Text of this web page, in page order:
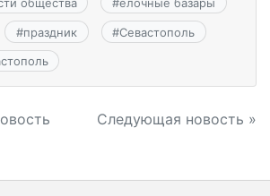
#праздник #Севастополь
Следующая новость »